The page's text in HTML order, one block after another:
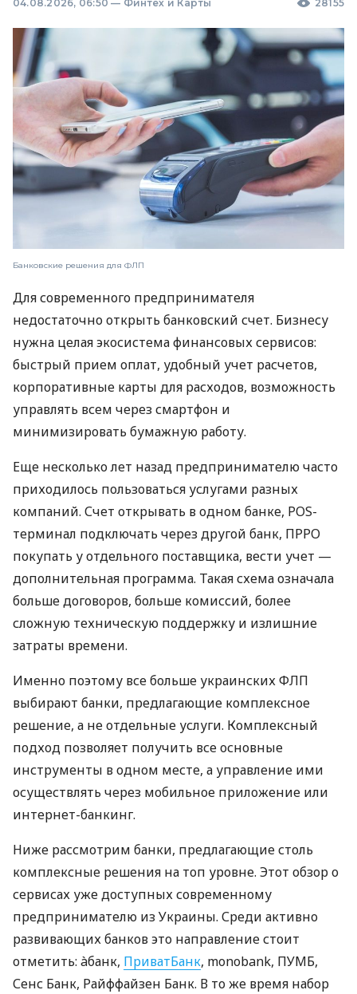
04.08.2026, 06:50 — Финтех и Карты 28155
Банковские решения для ФЛП
Для современного предпринимателя
недостаточно открыть банковский счет. Бизнесу
нужна целая экосистема финансовых сервисов:
быстрый прием оплат, удобный учет расчетов,
корпоративные карты для расходов, возможность
управлять всем через смартфон и
минимизировать бумажную работу.
Еще несколько лет назад предпринимателю часто
приходилось пользоваться услугами разных
компаний. Счет открывать в одном банке, POS-
терминал подключать через другой банк, ПРРО
покупать у отдельного поставщика, вести учет —
дополнительная программа. Такая схема означала
больше договоров, больше комиссий, более
сложную техническую поддержку и излишние
затраты времени.
Именно поэтому все больше украинских ФЛП
выбирают банки, предлагающие комплексное
решение, а не отдельные услуги. Комплексный
подход позволяет получить все основные
инструменты в одном месте, а управление ими
осуществлять через мобильное приложение или
интернет-банкинг.
Ниже рассмотрим банки, предлагающие столь
комплексные решения на топ уровне. Этот обзор о
сервисах уже доступных современному
предпринимателю из Украины. Среди активно
развивающих банков это направление стоит
отметить: àбанк, ПриватБанк, monobank, ПУМБ,
Сенс Банк, Райффайзен Банк. В то же время набор